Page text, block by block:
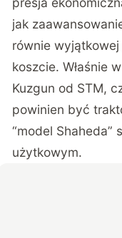
jak
równie
koszcie. Właśnie
Kuzgun od STM,
powinien być
“model Shaheda”
użytkowym.